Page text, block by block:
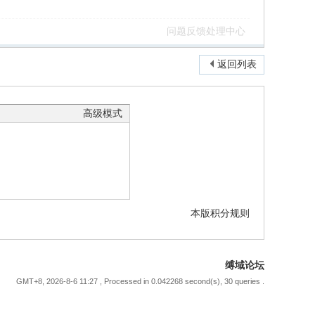
问题反馈处理中心
返回列表
高级模式
本版积分规则
缚域论坛
GMT+8, 2026-8-6 11:27 , Processed in 0.042268 second(s), 30 queries .